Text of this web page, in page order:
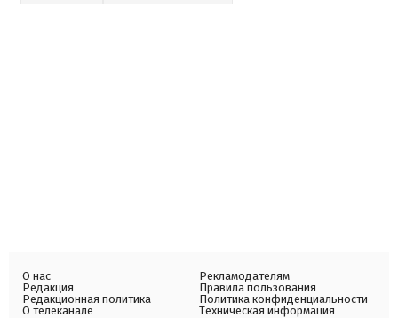
О нас
Редакция
Редакционная политика
О телеканале
Рекламодателям
Правила пользования
Политика конфиденциальности
Техническая информация